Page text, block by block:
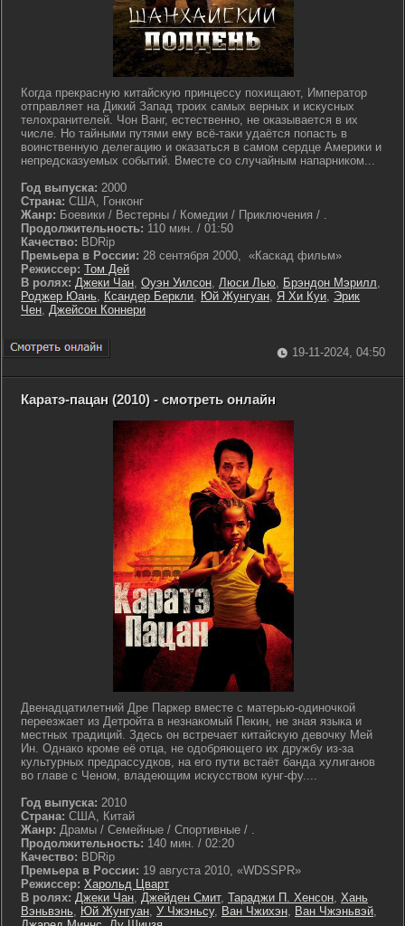
Когда прекрасную китайскую принцессу похищают, Император
отправляет на Дикий Запад троих самых верных и искусных
телохранителей. Чон Ванг, естественно, не оказывается в их
числе. Но тайными путями ему всё-таки удаётся попасть в
воинственную делегацию и оказаться в самом сердце Америки и
непредсказуемых событий. Вместе со случайным напарником...
Год выпуска: 2000
Страна: США, Гонконг
Жанр: Боевики / Вестерны / Комедии / Приключения / .
Продолжительность: 110 мин. / 01:50
Качество: BDRip
Премьера в России: 28 сентября 2000, «Каскад фильм»
Режиссер: Том Дей
В ролях: Джеки Чан, Оуэн Уилсон, Люси Лью, Брэндон Мэрилл,
Роджер Юань, Ксандер Беркли, Юй Жунгуан, Я Хи Куи, Эрик
Чен, Джейсон Коннери
19-11-2024, 04:50
Каратэ-пацан (2010) - смотреть онлайн
Двенадцатилетний Дре Паркер вместе с матерью-одиночкой
переезжает из Детройта в незнакомый Пекин, не зная языка и
местных традиций. Здесь он встречает китайскую девочку Мей
Ин. Однако кроме её отца, не одобряющего их дружбу из-за
культурных предрассудков, на его пути встаёт банда хулиганов
во главе с Ченом, владеющим искусством кунг-фу....
Год выпуска: 2010
Страна: США, Китай
Жанр: Драмы / Семейные / Спортивные / .
Продолжительность: 140 мин. / 02:20
Качество: BDRip
Премьера в России: 19 августа 2010, «WDSSPR»
Режиссер: Харольд Цварт
В ролях: Джеки Чан, Джейден Смит, Тараджи П. Хенсон, Хань
Вэньвэнь, Юй Жунгуан, У Чжэньсу, Ван Чжихэн, Ван Чжэньвэй,